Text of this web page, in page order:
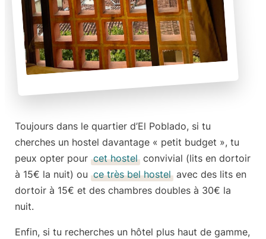
Toujours dans le quartier d’El Poblado, si tu
cherches un hostel davantage « petit budget », tu
peux opter pour cet hostel convivial (lits en dortoir
à 15€ la nuit) ou ce très bel hostel avec des lits en
dortoir à 15€ et des chambres doubles à 30€ la
nuit.
Enfin, si tu recherches un hôtel plus haut de gamme,